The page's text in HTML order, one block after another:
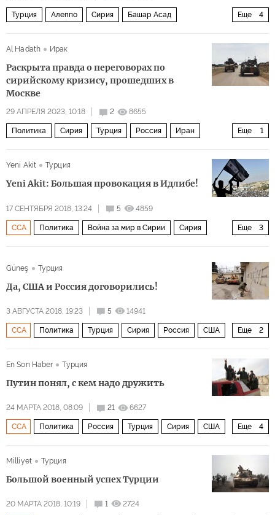
Еще 4
Турция Алеппо Сирия Башар Асад
Al Hadath Ирак
Раскрыта правда о переговорах по
сирийскому кризису, прошедших в
Москве
29 АПРЕЛЯ 2023, 10:18 2 8655
Еще 1
Политика Сирия Турция Россия Иран
Yeni Akit
Турция
Yeni Akit: Большая провокация в Идлибе!
17 СЕНТЯБРЯ 2018, 13:24 5 4859
Еще 3
ССА Политика Война за мир в Сирии Сирия
Güneş Турция
Да, США и Россия договорились!
3 АВГУСТА 2018, 19:23 5 14941
Еще 2
ССА Политика Турция Сирия Россия США
En Son Haber
Турция
Путин понял, с кем надо дружить
24 МАРТА 2018, 08:09 21 6627
Еще 4
ССА Политика Россия Турция Сирия США
операция «Оливковая ветвь
Milliyet Турция
Большой военный успех Турции
20 МАРТА 2018, 10:19 1 2724